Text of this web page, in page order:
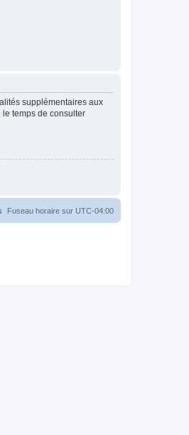
supplémentaires aux
temps de consulter
Fuseau horaire sur UTC-04:00